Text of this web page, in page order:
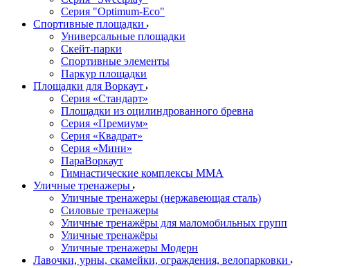
Серия "Оptimum-Еco"
Спортивные площадки
Универсальные площадки
Скейт-парки
Спортивные элементы
Паркур площадки
Площадки для Воркаут
Серия «Стандарт»
Площадки из оцилиндрованного бревна
Серия «Премиум»
Серия «Квадрат»
Серия «Мини»
ПараВоркаут
Гимнастические комплексы ММА
Уличные тренажеры
Уличные тренажеры (нержавеющая сталь)
Силовые тренажеры
Уличные тренажёры для маломобильных групп
Уличные тренажёры
Уличные тренажеры Модерн
Лавочки, урны, скамейки, ограждения, велопарковки